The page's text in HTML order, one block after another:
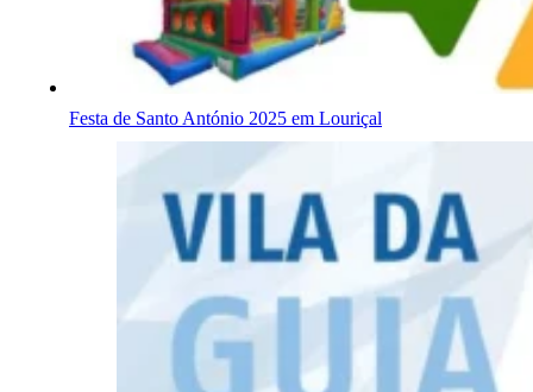
Festa de Santo António 2025 em Louriçal